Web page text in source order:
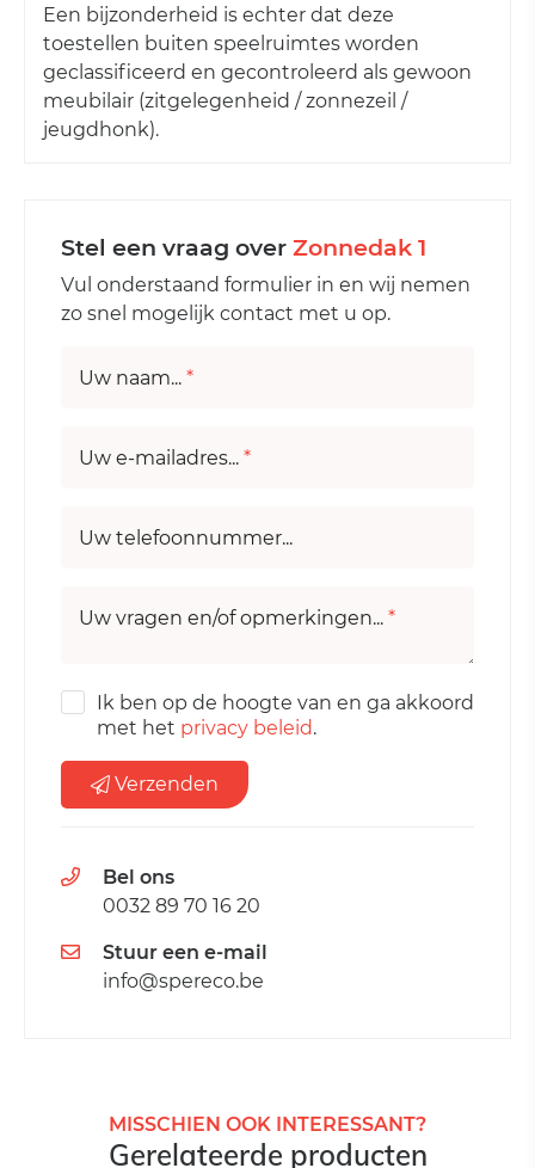
Een bijzonderheid is echter dat deze
toestellen buiten speelruimtes worden
geclassificeerd en gecontroleerd als gewoon
meubilair (zitgelegenheid / zonnezeil /
jeugdhonk).
Stel een vraag over Zonnedak 1
Vul onderstaand formulier in en wij nemen
zo snel mogelijk contact met u op.
Uw naam... *
Uw e-mailadres... *
Uw telefoonnummer...
Uw vragen en/of opmerkingen... *
Ik ben op de hoogte van en ga akkoord
met het privacy beleid.
Verzenden
Bel ons
0032 89 70 16 20
Stuur een e-mail
info@spereco.be
MISSCHIEN OOK INTERESSANT?
Gerelateerde producten